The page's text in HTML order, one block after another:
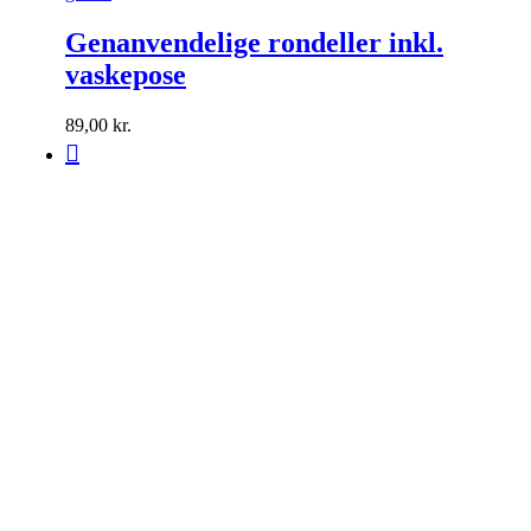
Genanvendelige rondeller inkl.
vaskepose
89,00 kr.